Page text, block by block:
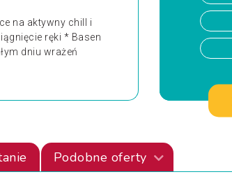
na aktywny chill i
ręki * Basen
dniu wrażeń
Podobne oferty